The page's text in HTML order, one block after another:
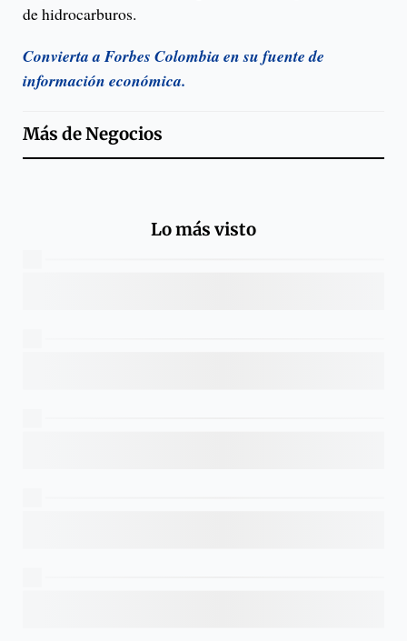
de hidrocarburos.
Convierta a Forbes Colombia en su fuente de
información económica.
Más deNegocios
Lo más visto